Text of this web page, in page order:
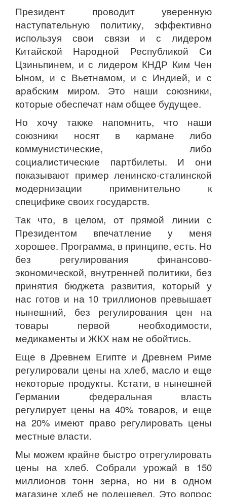
Президент проводит уверенную
наступательную политику, эффективно
используя свои связи и с лидером
Китайской Народной Республикой Си
Цзиньпинем, и с лидером КНДР Ким Чен
Ыном, и с Вьетнамом, и с Индией, и с
арабским миром. Это наши союзники,
которые обеспечат нам общее будущее.
Но хочу также напомнить, что наши
союзники носят в кармане либо
коммунистические, либо
социалистические партбилеты. И они
показывают пример ленинско-сталинской
модернизации применительно к
специфике своих государств.
Так что, в целом, от прямой линии с
Президентом впечатление у меня
хорошее. Программа, в принципе, есть. Но
без регулирования финансово-
экономической, внутренней политики, без
принятия бюджета развития, который у
нас готов и на 10 триллионов превышает
нынешний, без регулирования цен на
товары первой необходимости,
медикаменты и ЖКХ нам не обойтись.
Еще в Древнем Египте и Древнем Риме
регулировали цены на хлеб, масло и еще
некоторые продукты. Кстати, в нынешней
Германии федеральная власть
регулирует цены на 40% товаров, и еще
на 20% имеют право регулировать цены
местные власти.
Мы можем крайне быстро отрегулировать
цены на хлеб. Собрали урожай в 150
миллионов тонн зерна, но ни в одном
магазине хлеб не подешевел. Это вопрос